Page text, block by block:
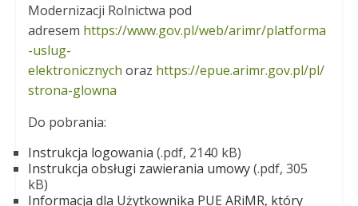
Modernizacji Rolnictwa pod
adresem https://www.gov.pl/web/arimr/platforma
-uslug-
elektronicznych oraz https://epue.arimr.gov.pl/pl/
strona-glowna
Do pobrania:
Instrukcja logowania (.pdf, 2140 kB)
Instrukcja obsługi zawierania umowy(.pdf, 305
kB)
Informacja dla Użytkownika PUE ARiMR, który